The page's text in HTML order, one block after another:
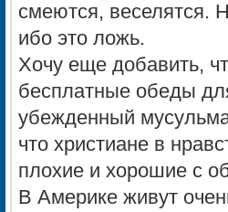
смеются, веселятся.
ибо это ложь.
Хочу еще добавить,
бесплатные обеды
убежденный
что христиане в
плохие и хорошие с
В Америке живут